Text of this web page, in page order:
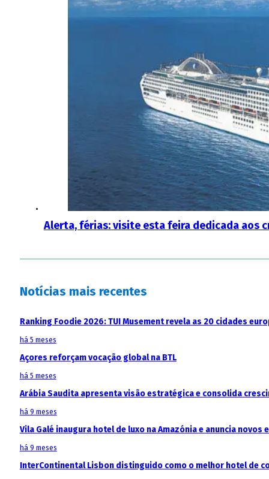
Alerta, férias: visite esta feira dedicada aos
Notícias mais recentes
Ranking Foodie 2026: TUI Musement revela as 20 cidades
há 5 meses
Açores reforçam vocação global na BTL
há 5 meses
Arábia Saudita apresenta visão estratégica e consolida
há 9 meses
Vila Galé inaugura hotel de luxo na Amazónia e anuncia
há 9 meses
InterContinental Lisbon distinguido como o melhor hotel de